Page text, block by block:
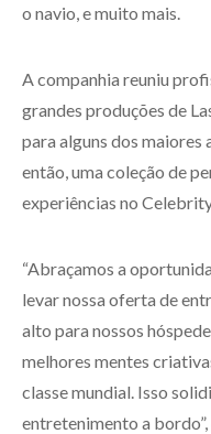
o navio, e muito mais.
A companhia reuniu
grandes produções de
para alguns dos maiores
então, uma coleção de
experiências no
“Abraçamos a
levar nossa oferta de
alto para nossos
melhores mentes
classe mundial. Isso
entretenimento a